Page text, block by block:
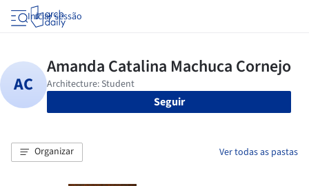
Iniciar sessão
Seguir
Organizar Ver todas as pastas